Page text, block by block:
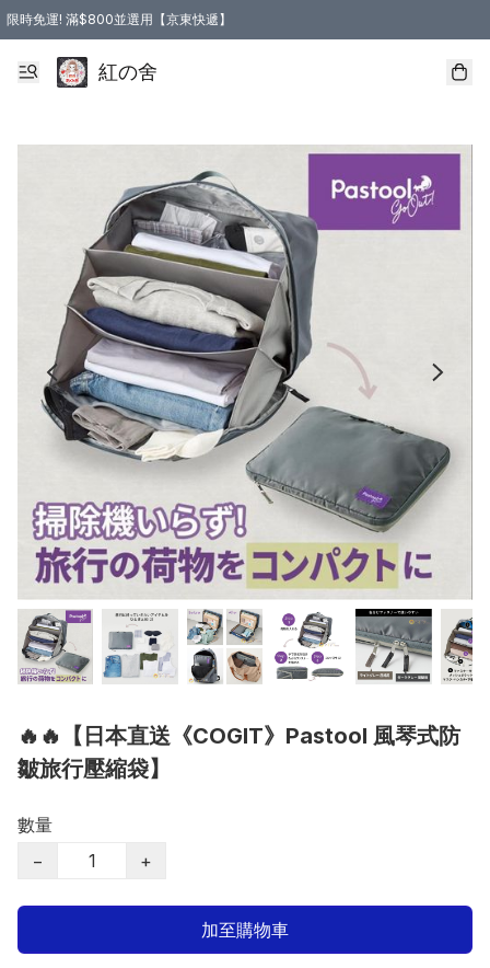
限時免運! 滿$800並選用【京東快遞】
紅の舍
🔥🔥【日本直送《COGIT》Pastool 風琴式防
皺旅行壓縮袋】
數量
−
+
加至購物車